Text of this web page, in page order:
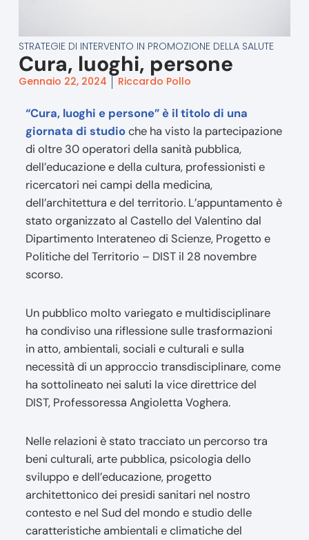
STRATEGIE DI INTERVENTO IN PROMOZIONE DELLA SALUTE
Cura, luoghi, persone
Gennaio 22, 2024 Riccardo Pollo
“Cura, luoghi e persone” è il titolo di una
giornata di studioche ha visto la partecipazione
di oltre 30 operatori della sanità pubblica,
dell’educazione e della cultura, professionisti e
ricercatori nei campi della medicina,
dell’architettura e del territorio. L’appuntamento è
stato organizzato al Castello del Valentino dal
Dipartimento Interateneo di Scienze, Progetto e
Politiche del Territorio – DIST il 28 novembre
scorso.
Un pubblico molto variegato e multidisciplinare
ha condiviso una riflessione sulle trasformazioni
in atto, ambientali, sociali e culturali e sulla
necessità di un approccio transdisciplinare, come
ha sottolineato nei saluti la vice direttrice del
DIST, Professoressa Angioletta Voghera.
Nelle relazioni è stato tracciato un percorso tra
beni culturali, arte pubblica, psicologia dello
sviluppo e dell’educazione, progetto
architettonico dei presidi sanitari nel nostro
contesto e nel Sud del mondo e studio delle
caratteristiche ambientali e climatiche del